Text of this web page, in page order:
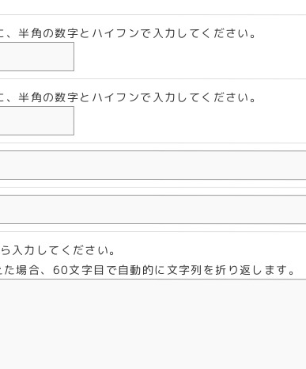
角の数字とハイフンで入力してください。
角の数字とハイフンで入力してください。
入力してください。
場合、60文字目で自動的に文字列を折り返します。